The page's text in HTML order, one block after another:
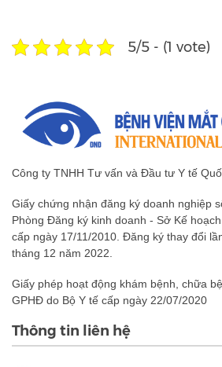
Công ty TNHH Tư vấn và Đầu tư Y tế
Giấy chứng nhận đăng ký doanh nghiệp
cấp ngày 17/11/2010. Đăng ký thay đổi
tháng 12 năm 2022.
Giấy phép hoạt động khám bệnh, chữa